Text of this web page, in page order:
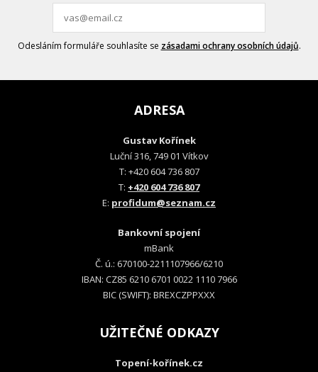
Odesláním formuláře souhlasíte se zásadami ochrany osobních údajů.
ADRESA
Gustav Kořínek
Luční 316, 749 01 Vítkov
T: +420 604 736 807
T: +420 604 736 807
E: profidum@seznam.cz
Bankovní spojení
mBank
Č. ú.: 670100-2211107966/6210
IBAN: CZ85 6210 6701 0022 1110 7966
BIC (SWIFT): BREXCZPPXXX
UŽITEČNÉ ODKAZY
Topení-kořínek.cz